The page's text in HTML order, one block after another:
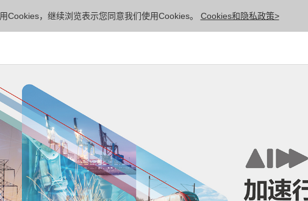
Cookies，继续浏览表示您同意我们使用Cookies。 Cookies和隐私政策>